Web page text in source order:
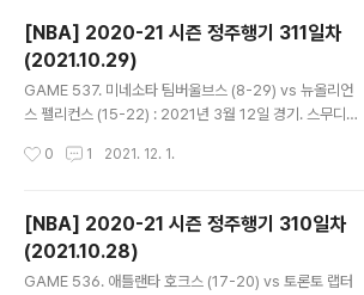
[NBA] 2020-21 시즌 정주행기 311일차
(2021.10.29)
GAME 537. 미네소타 팀버울브스 (8-29) vs 뉴올리언
스 펠리컨스 (15-22) : 2021년 3월 12일 경기. 스무디킹
빌트가 선발 출전. - 자이언 윌리엄슨이 초반부터 날아다니
해주고 제이든 맥대니얼스가 점퍼에 3점 넣으며 21-28
추격. 27-34 1쿼터 종료. - 잭슨 헤이즈가 팔로우업 덩크
에 블락하는 등 자신의 역할 잘 해내. 미네소타는 맥대니얼
0 1 2021. 12. 1.
[NBA] 2020-21 시즌 정주행기 310일차
(2021.10.28)
GAME 536. 애틀랜타 호크스 (17-20) vs 토론토 랩터